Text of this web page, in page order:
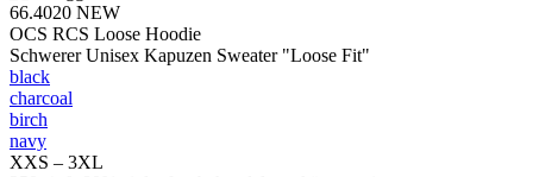
66.4020 NEW
OCS RCS Loose Hoodie
Schwerer Unisex Kapuzen Sweater "Loose Fit"
black
charcoal
birch
navy
XXS – 3XL